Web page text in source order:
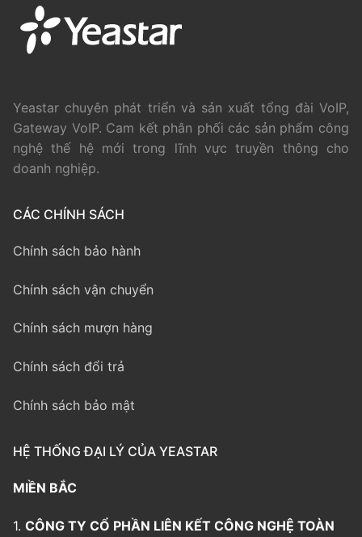
Yeastar chuyên phát triển và sản xuất tổng đài VoIP,
Gateway VoIP. Cam kết phân phối các sản phẩm công
nghệ thế hệ mới trong lĩnh vực truyền thông cho
doanh nghiệp.
CÁC CHÍNH SÁCH
Chính sách bảo hành
Chính sách vận chuyển
Chính sách mượn hàng
Chính sách đổi trả
Chính sách bảo mật
HỆ THỐNG ĐẠI LÝ CỦA YEASTAR
MIỀN BẮC
1. CÔNG TY CỔ PHẦN LIÊN KẾT CÔNG NGHỆ TOÀN